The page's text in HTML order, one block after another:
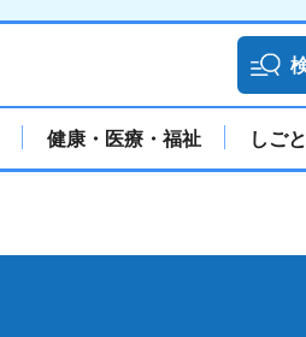
健康・医療・福祉 しご